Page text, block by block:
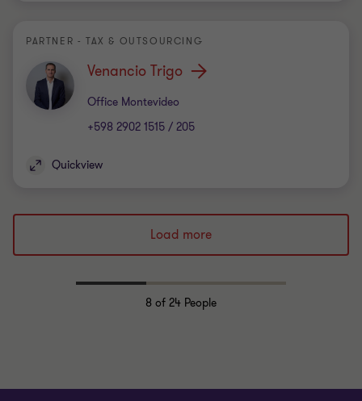
PARTNER - TAX & OUTSOURCING
Venancio Trigo
Office Montevideo
Office
+598 2902 1515 / 205
Quickview
Load more
8 of 24 People